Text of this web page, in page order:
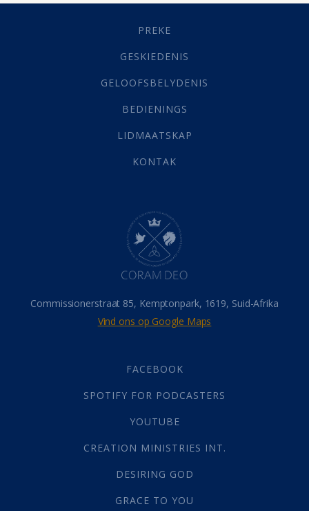
(21)
Grys Areas(4)
Lewensdoel(3)
Selfondersoek(1)
Werk(22)
(142)
Hemel (31)
Israel (14)
Millennium(1)
Oordeelsdag(19)
Verheerlikte liggaam
Wederkoms
(27)
Gebed(87)
Die Onse Vader(12)
God(392)
Afgode(23)
Almag(1)
Alomteenwoordig
Alwetendheid (1)
PREKE
GESKIEDENIS
GELOOFSBELYDENIS
BEDIENINGS
LIDMAATSKAP
KONTAK
Commissionerstraat 85, Kemptonpark, 1619, Suid-Afrika
Vind ons op Google Maps
FACEBOOK
SPOTIFY FOR PODCASTERS
YOUTUBE
CREATION MINISTRIES INT.
DESIRING GOD
GRACE TO YOU